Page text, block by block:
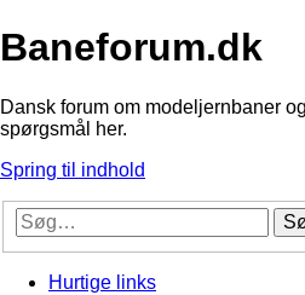
Baneforum.dk
Dansk forum om modeljernbaner
spørgsmål her.
Spring til indhold
Hurtige links